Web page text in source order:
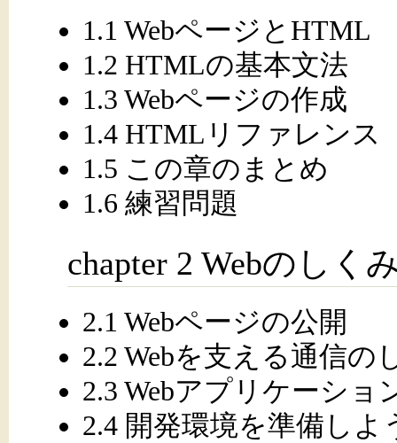
1.1 WebページとHTML
1.2 HTMLの基本文法
1.3 Webページの作成
1.4 HTMLリファレンス
1.5 この章のまとめ
1.6 練習問題
chapter 2 Webのしく
2.1 Webページの公開
2.2 Webを支える通信の
2.3 Webアプリケーショ
2.4 開発環境を準備しよ